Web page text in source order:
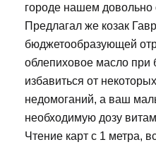
городе нашем
Предлагал же козак
бюджетообразующей
облепиховое масло при
избавиться от
недомоганий, а ваш
необходимую дозу
Чтение карт с 1 метра,